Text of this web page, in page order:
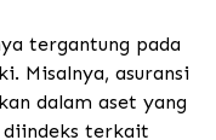
tergantung pada
Misalnya, asuransi
dalam aset yang
diindeks terkait